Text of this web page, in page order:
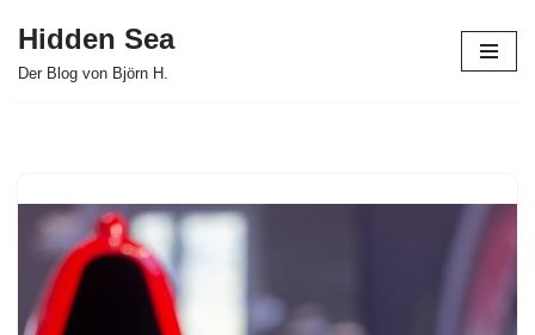
Zum
Hidden Sea
Der Blog von Björn H.